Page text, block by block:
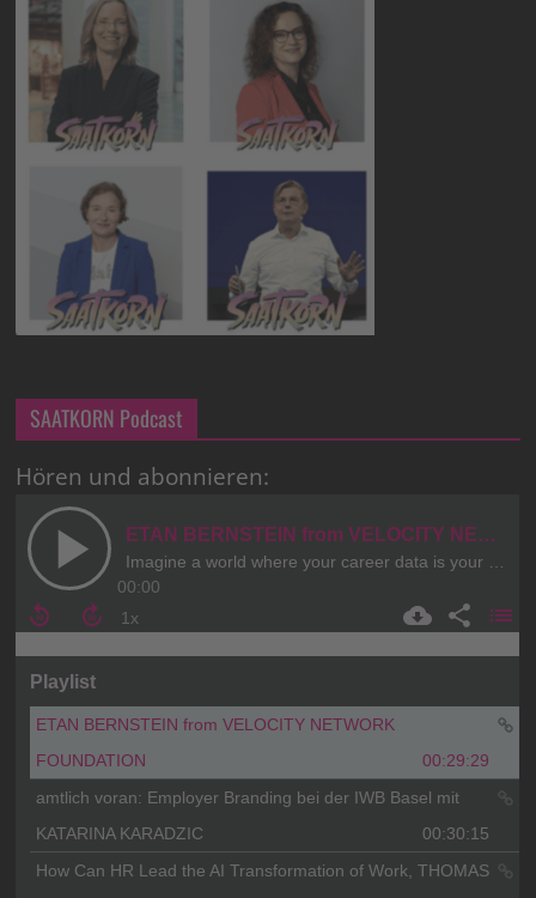
SAATKORN Podcast
Hören und abonnieren: